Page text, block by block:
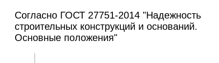
Согласно ГОСТ 27751-2014 "Надежность
строительных конструкций и оснований.
Основные положения"